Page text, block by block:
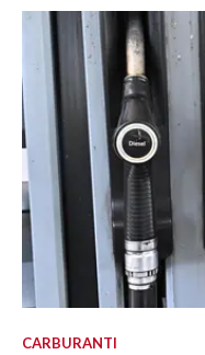
CARBURANTI